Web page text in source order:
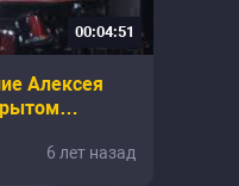
00:04:51
Алексея
6 лет назад